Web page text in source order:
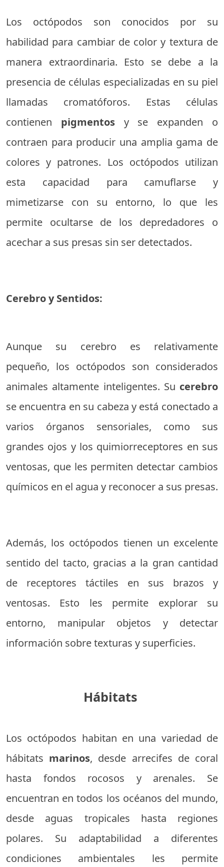
Los octópodos son conocidos por su
habilidad para cambiar de color y textura de
manera extraordinaria. Esto se debe a la
presencia de células especializadas en su piel
llamadas cromatóforos. Estas células
contienen pigmentosy se expanden o
contraen para producir una amplia gama de
colores y patrones. Los octópodos utilizan
esta capacidad para camuflarse y
mimetizarse con su entorno, lo que les
permite ocultarse de los depredadores o
acechar a sus presas sin ser detectados.
Cerebro y Sentidos:
Aunque su cerebro es relativamente
pequeño, los octópodos son considerados
animales altamente inteligentes. Su cerebro
se encuentra en su cabeza y está conectado a
varios órganos sensoriales, como sus
grandes ojos y los quimiorreceptores en sus
ventosas, que les permiten detectar cambios
químicos en el agua y reconocer a sus presas.
Además, los octópodos tienen un excelente
sentido del tacto, gracias a la gran cantidad
de receptores táctiles en sus brazos y
ventosas. Esto les permite explorar su
entorno, manipular objetos y detectar
información sobre texturas y superficies.
Hábitats
Los octópodos habitan en una variedad de
hábitats marinos, desde arrecifes de coral
hasta fondos rocosos y arenales. Se
encuentran en todos los océanos del mundo,
desde aguas tropicales hasta regiones
polares. Su adaptabilidad a diferentes
condiciones ambientales les permite